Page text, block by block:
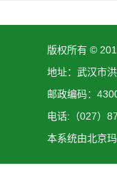
版权所有 ©
地址：武汉市
邮政编码：
电话:（027）
本系统由北京